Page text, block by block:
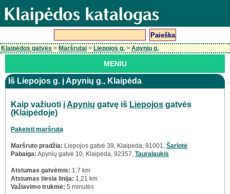
Klaipėdos gatvės > Maršrutai > Liepojos g. > Apynių g.
MENIU
Iš Liepojos g. į Apynių g., Klaipėda
Kaip važiuoti įApynių gatvę iš Liepojos gatvės
(Klaipėdoje)
Pakeisti maršrutą
Maršruto pradžia: Liepojos gatvė 39, Klaipėda, 91001, Šarlotė
Pabaiga: Apynių gatvė 10, Klaipėda, 92357, Tauralaukis
Atstumas gatvėmis: 1,7 km
Atstumas tiesia linija: 1,21 km
Važiavimo trukmė: 5 minutės